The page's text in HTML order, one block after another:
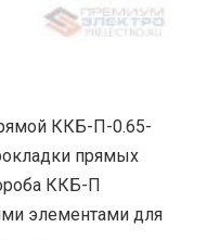
ККБ-П-0.65-
прямых
ККБ-П
элементами для